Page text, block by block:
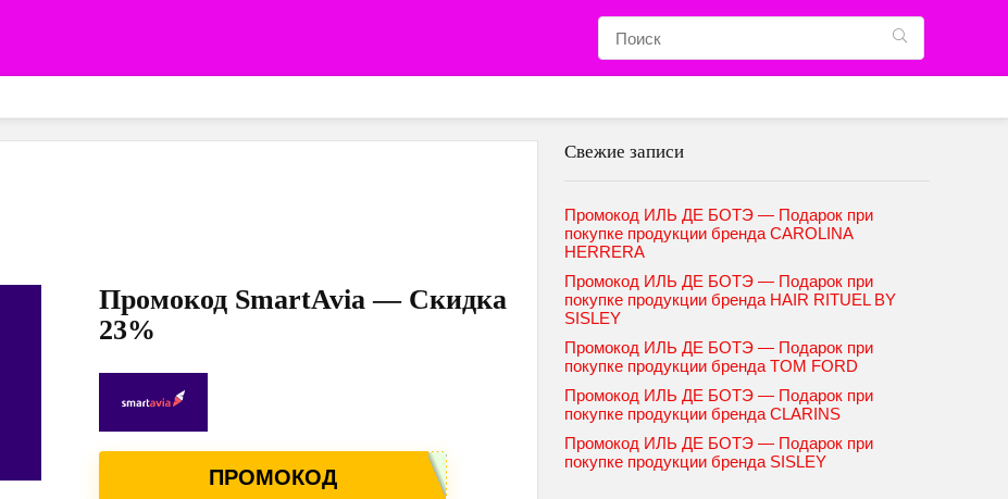
Промокод SmartAvia — Скидка
23%
ПРОМОКОД
Свежие записи
Промокод ИЛЬ ДЕ БОТЭ — Подарок при
покупке продукции бренда CAROLINA
HERRERA
Промокод ИЛЬ ДЕ БОТЭ — Подарок при
покупке продукции бренда HAIR RITUEL BY
SISLEY
Промокод ИЛЬ ДЕ БОТЭ — Подарок при
покупке продукции бренда TOM FORD
Промокод ИЛЬ ДЕ БОТЭ — Подарок при
покупке продукции бренда CLARINS
Промокод ИЛЬ ДЕ БОТЭ — Подарок при
покупке продукции бренда SISLEY